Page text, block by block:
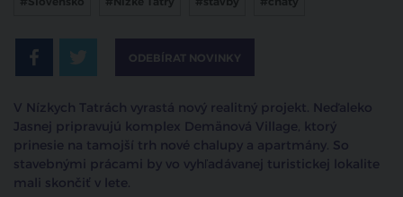
ODEBÍRAT NOVINKY
V Nízkych Tatrách vyrastá nový realitný projekt. Neďaleko
Jasnej pripravujú komplex Demänová Village, ktorý
prinesie na tamojší trh nové chalupy a apartmány. So
stavebnými prácami by vo vyhľadávanej turistickej lokalite
mali skončiť v lete.